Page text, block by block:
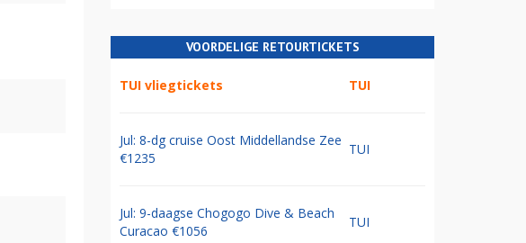
VOORDELIGE RETOURTICKETS
TUI vliegtickets TUI
Jul: 8-dg cruise Oost Middellandse Zee
€1235
TUI
Jul: 9-daagse Chogogo Dive & Beach
Curacao €1056
TUI